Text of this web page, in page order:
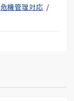
危機管理対応